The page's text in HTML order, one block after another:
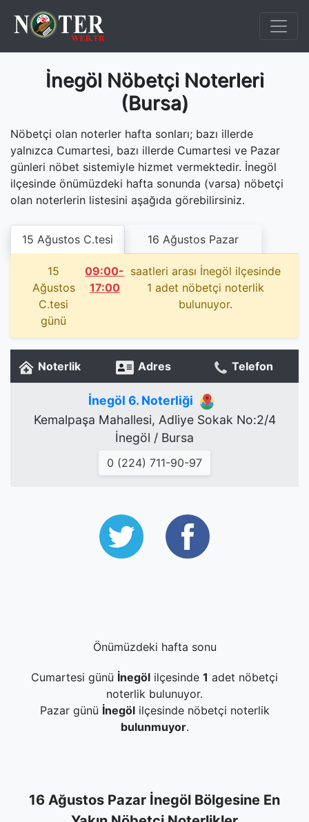
İnegöl Nöbetçi Noterleri
(Bursa)
Nöbetçi olan noterler hafta sonları; bazı illerde
yalnızca Cumartesi, bazı illerde Cumartesi ve Pazar
günleri nöbet sistemiyle hizmet vermektedir. İnegöl
ilçesinde önümüzdeki hafta sonunda (varsa) nöbetçi
olan noterlerin listesini aşağıda görebilirsiniz.
15 Ağustos C.tesi 16 Ağustos Pazar
15
Ağustos
C.tesi
günü
09:00-
17:00
saatleri arası İnegöl ilçesinde
1 adet nöbetçi noterlik
bulunuyor.
Noterlik Adres Telefon
İnegöl 6. Noterliği
Kemalpaşa Mahallesi, Adliye Sokak No:2/4
İnegöl / Bursa
0 (224) 711-90-97
Önümüzdeki hafta sonu
Cumartesi günü İnegöl ilçesinde 1 adet nöbetçi
noterlik bulunuyor.
Pazar günü İnegölilçesinde nöbetçi noterlik
bulunmuyor.
16 Ağustos Pazar İnegöl Bölgesine En